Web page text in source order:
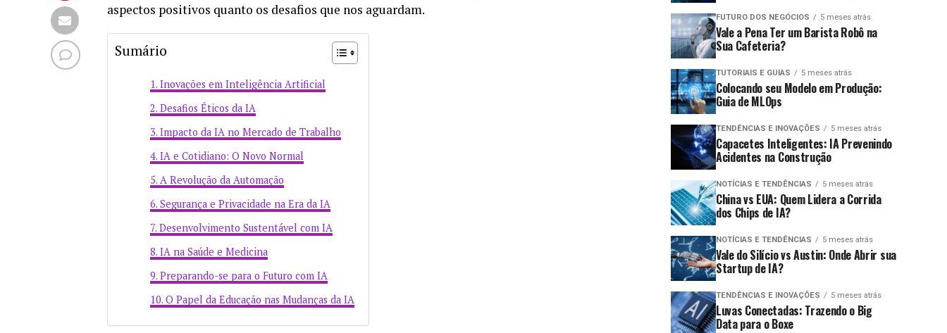
aspectos positivos quanto os desafios que nos aguardam.
Sumário
Inovações em Inteligência Artificial
Desafios Éticos da IA
Impacto da IA no Mercado de Trabalho
IA e Cotidiano: O Novo Normal
A Revolução da Automação
Segurança e Privacidade na Era da IA
Desenvolvimento Sustentável com IA
IA na Saúde e Medicina
Preparando-se para o Futuro com IA
O Papel da Educação nas Mudanças da IA
FUTURO DOS NEGÓCIOS 5 meses atrás
Vale a Pena Ter um Barista Robô na
Sua Cafeteria?
TUTORIAIS E GUIAS 5 meses atrás
Colocando seu Modelo em Produção:
Guia de MLOps
TENDÊNCIAS E INOVAÇÕES 5 meses atrás
Capacetes Inteligentes: IA Prevenindo
Acidentes na Construção
NOTÍCIAS E TENDÊNCIAS 5 meses atrás
China vs EUA: Quem Lidera a Corrida
dos Chips de IA?
NOTÍCIAS E TENDÊNCIAS 5 meses atrás
Vale do Silício vs Austin: Onde Abrir sua
Startup de IA?
TENDÊNCIAS E INOVAÇÕES 5 meses atrás
Luvas Conectadas: Trazendo o Big
Data para o Boxe